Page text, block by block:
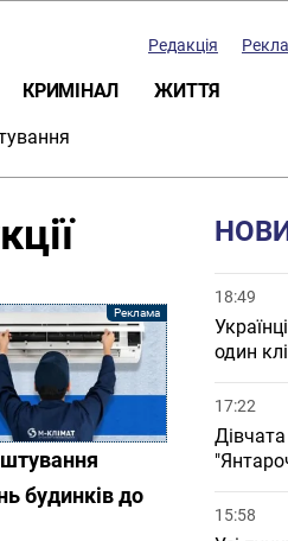
Редакція
КРИМІНАЛ ЖИТТЯ
будинків до
18:49
один
17:22
15:58